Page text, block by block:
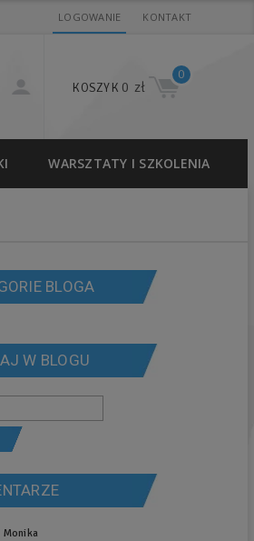
KONTAKT
LOGOWANIE
KOSZYK
0
0 zł
WARSZTATY I SZKOLENIA
BLOGA
W BLOGU
Monika